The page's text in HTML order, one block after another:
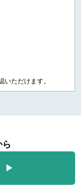
ただけます。
ら